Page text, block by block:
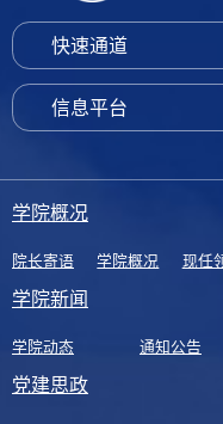
快速通道
信息平台
学院概况
院长寄语 学院概况 现任
学院新闻
学院动态 通知公告
党建思政